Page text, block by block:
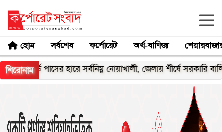
হোম সর্বশেষ কর্পোরেট অর্থ-বাণিজ্য
শিরোনাম
পাসের হারে সর্বনিম্ন নোয়াখালী, জেলায় শীর্ষে সরকারি বালিকা উচ্চ